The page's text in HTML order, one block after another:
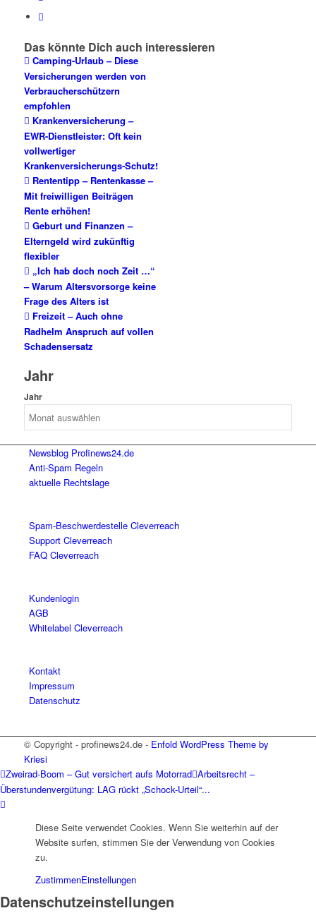
Das könnte Dich auch interessieren
Camping-Urlaub – Diese
Versicherungen werden von
Verbraucherschützern
empfohlen
Krankenversicherung –
EWR-Dienstleister: Oft kein
vollwertiger
Krankenversicherungs-Schutz!
Rententipp – Rentenkasse –
Mit freiwilligen Beiträgen
Rente erhöhen!
Geburt und Finanzen –
Elterngeld wird zukünftig
flexibler
„Ich hab doch noch Zeit …“
– Warum Altersvorsorge keine
Frage des Alters ist
Freizeit – Auch ohne
Radhelm Anspruch auf vollen
Schadensersatz
Jahr
Jahr
Newsblog Profinews24.de
Anti-Spam Regeln
aktuelle Rechtslage
Spam-Beschwerdestelle Cleverreach
Support Cleverreach
FAQ Cleverreach
Kundenlogin
AGB
Whitelabel Cleverreach
Kontakt
Impressum
Datenschutz
© Copyright - profinews24.de - Enfold WordPress Theme by
Kriesi
Zweirad-Boom – Gut versichert aufs Motorrad Arbeitsrecht –
Überstundenvergütung: LAG rückt „Schock-Urteil“...
Diese Seite verwendet Cookies. Wenn Sie weiterhin auf der
Website surfen, stimmen Sie der Verwendung von Cookies
zu.
ZustimmenEinstellungen
Datenschutzeinstellungen